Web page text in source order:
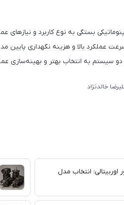
بستگی به نوع کاربرد و نیازهای
عملکرد بالا و هزینه نگهداری پایین
دو سیستم به انتخاب بهتر و بهینه‌سازی
خالدنژاد
انتخاب مدل